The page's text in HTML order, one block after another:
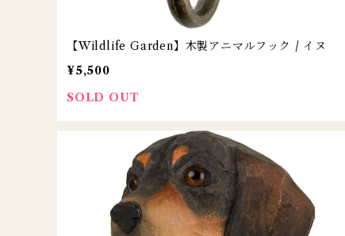
【Wildlife Garden】木製アニマルフック / イヌ
¥5,500
SOLD OUT